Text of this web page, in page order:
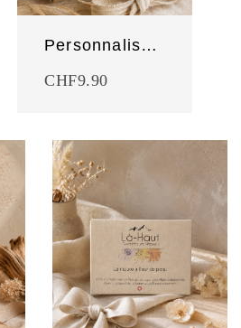
Personnalisez votre savon !
CHF9.90